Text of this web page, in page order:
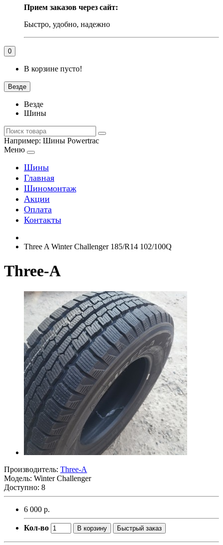
Прием заказов через сайт:
Быстро, удобно, надежно
0
В корзине пусто!
Везде
Везде
Шины
Например: Шины Powertrac
Меню
Шины
Главная
Шиномонтаж
Акции
Оплата
Контакты
Three A Winter Challenger 185/R14 102/100Q
Three-A
Производитель: Three-A
Модель: Winter Challenger
Доступно: 8
6 000 р.
Кол-во В корзину Быстрый заказ